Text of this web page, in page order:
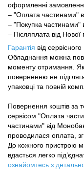
оформленні
– "Оплата частинами"
– "Покупка частинами"
– Післяплата від
Гарантія від
Обладнання можна
моменту отримання.
поверненню не
упаковці та повній
Повернення коштів за
сервісом "Оплата
частинами" від
проводилася оплата,
До кожного пристрою
вдасться легко
ознайомтесь з